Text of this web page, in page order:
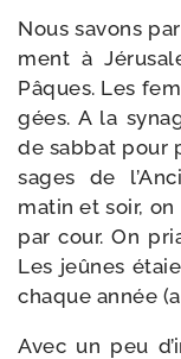
Nous savons
ment à
Pâques. Les
gées. A la
de sab­bat pour
sages de
matin et soir,
par cour. On
Les jeûnes
chaque année
Avec un peu